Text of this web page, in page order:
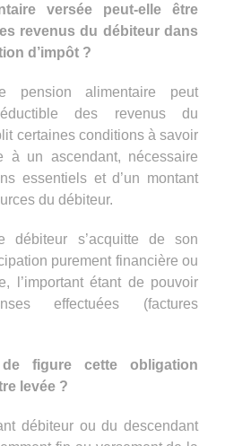
versée peut-elle être
revenus du débiteur dans
d’impôt ?
pension alimentaire peut
des revenus du
certaines conditions à savoir
à un ascendant, nécessaire
essentiels et d’un montant
du débiteur.
débiteur s’acquitte de son
purement financière ou
l’important étant de pouvoir
effectuées (factures
figure cette obligation
levée ?
débiteur ou du descendant